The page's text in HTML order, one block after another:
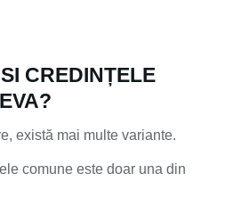
CREDINȚELE
există mai multe variante.
comune este doar una din